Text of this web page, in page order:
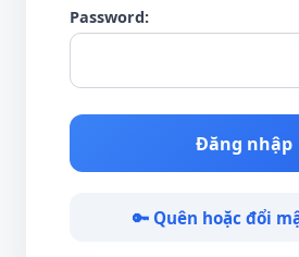
Password:
Đăng nhập
🔑 Quên hoặc đổi